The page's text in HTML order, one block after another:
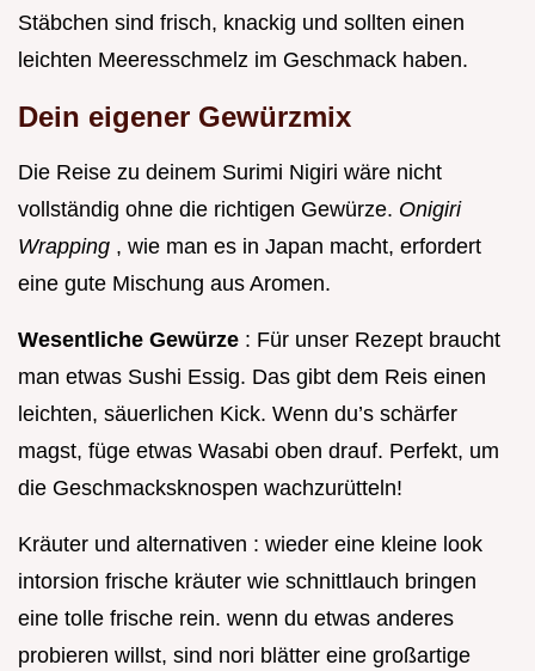
Stäbchen sind frisch, knackig und sollten einen
leichten Meeresschmelz im Geschmack haben.
Dein eigener Gewürzmix
Die Reise zu deinem Surimi Nigiri wäre nicht
vollständig ohne die richtigen Gewürze. Onigiri
Wrapping , wie man es in Japan macht, erfordert
eine gute Mischung aus Aromen.
Wesentliche Gewürze : Für unser Rezept braucht
man etwas Sushi Essig. Das gibt dem Reis einen
leichten, säuerlichen Kick. Wenn du’s schärfer
magst, füge etwas Wasabi oben drauf. Perfekt, um
die Geschmacksknospen wachzurütteln!
Kräuter und alternativen : wieder eine kleine look
intorsion frische kräuter wie schnittlauch bringen
eine tolle frische rein. wenn du etwas anderes
probieren willst, sind nori blätter eine großartige